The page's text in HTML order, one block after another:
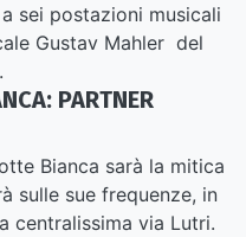
sei postazioni musicali
Gustav Mahler del
PARTNER
Bianca sarà la mitica
sulle sue frequenze, in
centralissima via Lutri.